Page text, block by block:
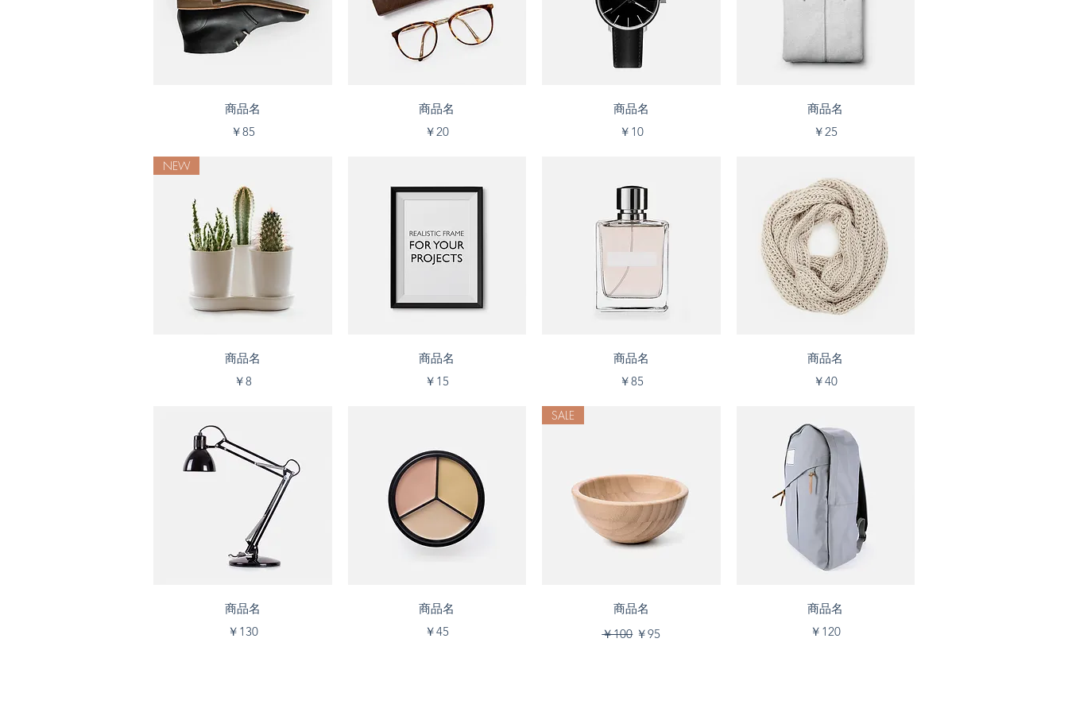
クイックビュー
商品名
価格
￥85
クイックビュー
商品名
価格
￥20
クイックビュー
商品名
価格
￥10
クイックビュー
商品名
価格
￥25
クイックビュー
NEW
商品名
価格
￥8
クイックビュー
商品名
価格
￥15
クイックビュー
商品名
価格
￥85
クイックビュー
商品名
価格
￥40
クイックビュー
商品名
価格
￥130
クイックビュー
商品名
価格
￥45
クイックビュー
SALE
商品名
通常価格
￥100 セール価格
￥95
クイックビュー
商品名
価格
￥120